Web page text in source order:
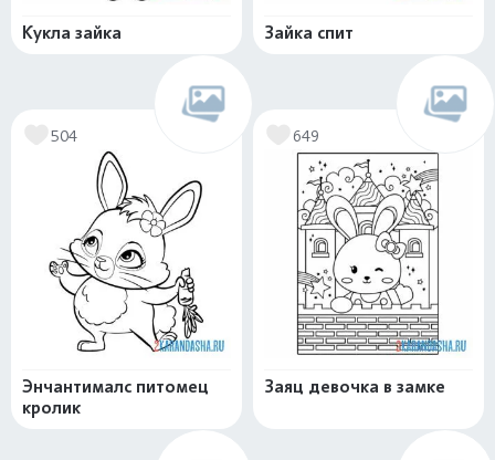
Кукла зайка Зайка спит
504
Энчантималс питомец
кролик
649
Заяц девочка в замке